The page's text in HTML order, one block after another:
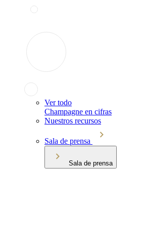
Ver todo
Champagne en cifras
Nuestros recursos
Sala de prensa
Sala de prensa